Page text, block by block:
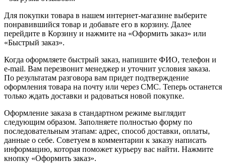
Для покупки товара в нашем интернет-магазине выберите
понравившийся товар и добавьте его в корзину. Далее
перейдите в Корзину и нажмите на «Оформить заказ» или
«Быстрый заказ».
Когда оформляете быстрый заказ, напишите ФИО, телефон и
e-mail. Вам перезвонит менеджер и уточнит условия заказа.
По результатам разговора вам придет подтверждение
оформления товара на почту или через СМС. Теперь останется
только ждать доставки и радоваться новой покупке.
Оформление заказа в стандартном режиме выглядит
следующим образом. Заполняете полностью форму по
последовательным этапам: адрес, способ доставки, оплаты,
данные о себе. Советуем в комментарии к заказу написать
информацию, которая поможет курьеру вас найти. Нажмите
кнопку «Оформить заказ».